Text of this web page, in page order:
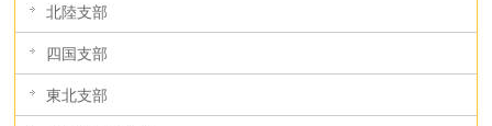
北陸支部
四国支部
東北支部